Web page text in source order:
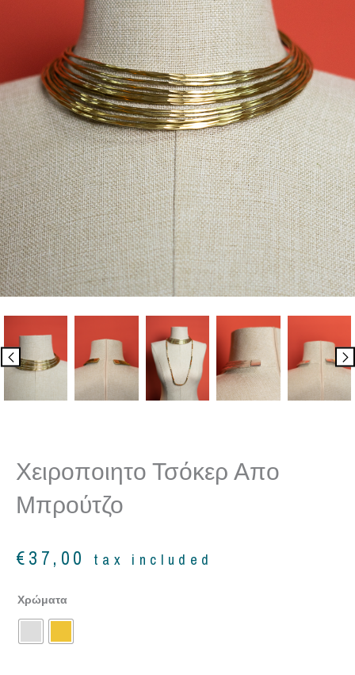
Χειροποιητο Τσόκερ Απο
Μπρούτζο
€37,00 tax included
Χρώματα
Χειροποιητο
τσόκερ